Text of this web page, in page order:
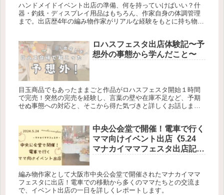
ハンドメイドイベント出店の準備、何を持っていけばいい？什
器・釣銭・ディスプレイ用品はもちろん、作家自身の体調管理
まで。出店歴4年の編み物作家がリアルな経験をもとに持ち物リ
ロハスフェスタ出店体験記〜予
想外の事態から学んだこと〜
目玉商品でもあったままごと作品がロハスフェスタ開始１時間
で完売！突然の完売を経験し、言葉の壁や在庫不足など、予期
せぬ事態への対応と、そこから得た気づきと詳しくお話しま
中央公会堂で開催！電車で行く
ママ向けイベント出店《5.24
マナカイママフェスタ出店記
編み物作家として大阪市中央公会堂で開催されたマナカイママ
フェスタに出店！電車での移動から多くのママたちとの交流ま
で、イベント出店の一日を詳しくレポートします。